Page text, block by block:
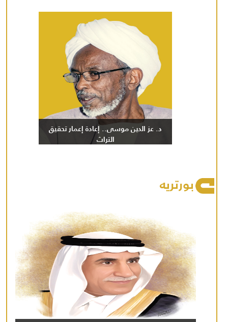
د. عز الدين موسى.. إعادة إعمار تحقيق
التراث
بورتريه